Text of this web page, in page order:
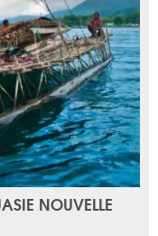
NOUVELLE